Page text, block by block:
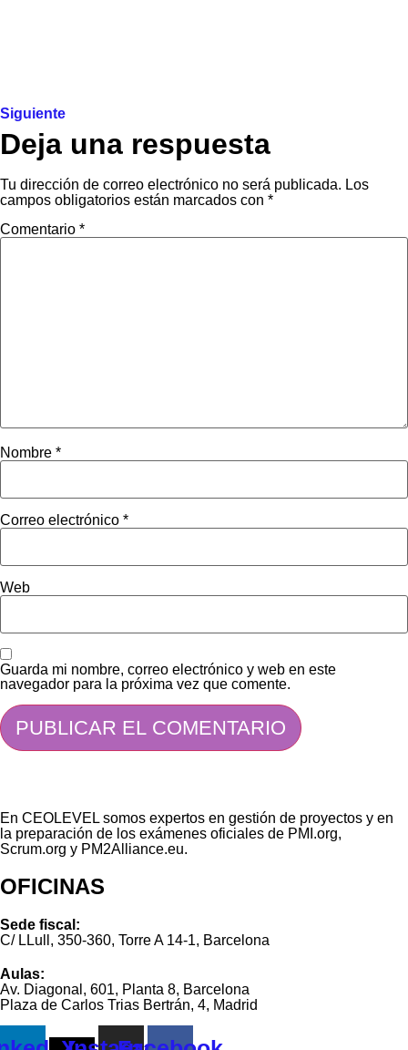
Siguiente
Deja una respuesta
Tu dirección de correo electrónico no será publicada. Los
campos obligatorios están marcados con *
Comentario *
Nombre *
Correo electrónico *
Web
Guarda mi nombre, correo electrónico y web en este
navegador para la próxima vez que comente.
En CEOLEVEL somos expertos en gestión de proyectos y en
la preparación de los exámenes oficiales de PMI.org,
Scrum.org y PM2Alliance.eu.
OFICINAS
Sede fiscal:
C/ LLull, 350-360, Torre A 14-1, Barcelona
Aulas:
Av. Diagonal, 601, Planta 8, Barcelona
Plaza de Carlos Trias Bertrán, 4, Madrid